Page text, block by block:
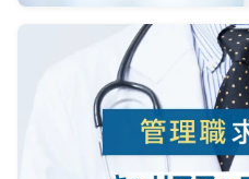
ます。
また、身長治療
が常駐するため、
務は担当せず
診療に集中いた
■診療体制